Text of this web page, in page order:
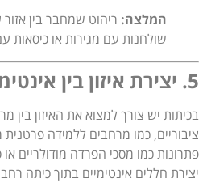
המלצה: ריהוט שמחבר בין
שולחנות עם מגירות או כיסאות
5. יצירת איזון בין אינטימיות לחלל ציבורי
בכיתות יש צורך למצוא את האיזון בין
ציבוריים, כמו מרחבים ללמידה
פתרונות כמו מסכי הפרדה מודולריים
יצירת חללים אינטימיים בתוך כיתה